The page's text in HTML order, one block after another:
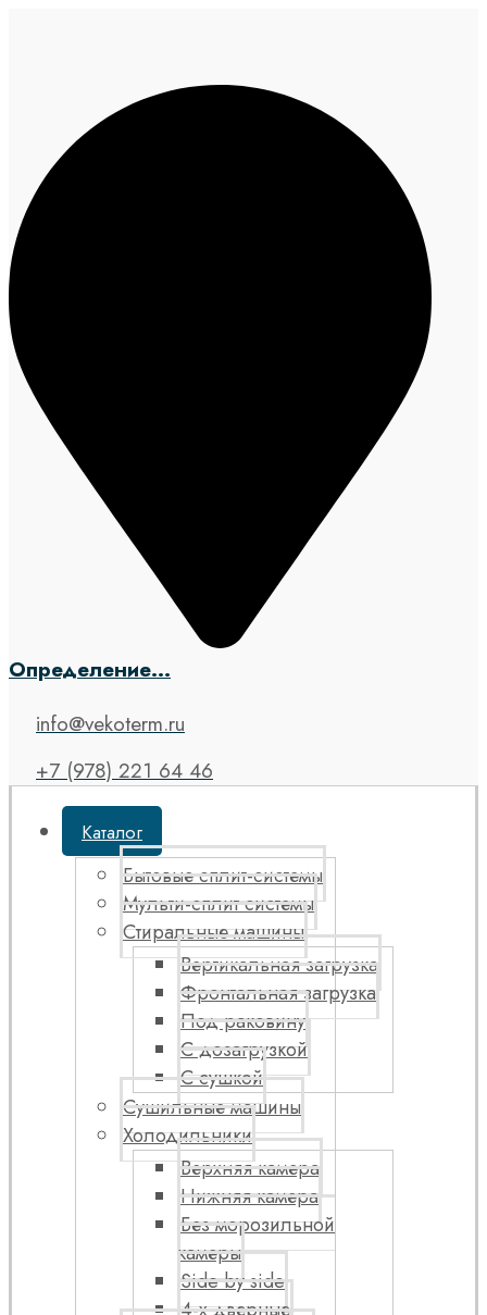
Определение...
info@vekoterm.ru
+7 (978) 221 64 46
Каталог
Бытовые сплит-системы
Мульти-сплит системы
Стиральные машины
Вертикальная загрузка
Фронтальная загрузка
Под раковину
С дозагрузкой
С сушкой
Сушильные машины
Холодильники
Верхняя камера
Нижняя камера
Без морозильной
камеры
Side by side